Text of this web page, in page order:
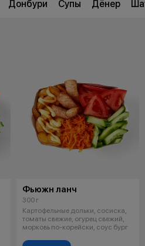
Донбури Супы Дёнер
Фьюжн ланч
300 г
Картофельные дольки, сосиска,
томаты свежие, огурец свежий,
морковь по-корейски, соус бург